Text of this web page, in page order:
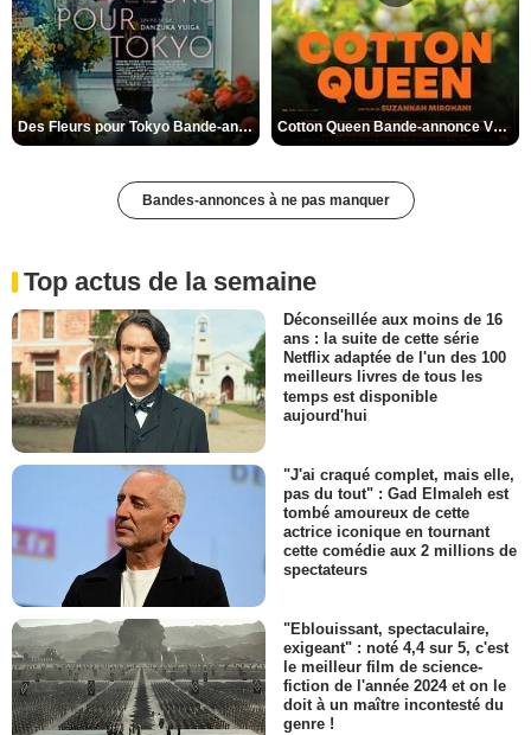
Des Fleurs pour Tokyo Bande-annonce VO STFR Cotton Queen Bande-annonce VO STFR
Bandes-annonces à ne pas manquer
Top actus de la semaine
Déconseillée aux moins de 16
ans : la suite de cette série
Netflix adaptée de l'un des 100
meilleurs livres de tous les
temps est disponible
aujourd'hui
"J'ai craqué complet, mais elle,
pas du tout" : Gad Elmaleh est
tombé amoureux de cette
actrice iconique en tournant
cette comédie aux 2 millions de
spectateurs
"Eblouissant, spectaculaire,
exigeant" : noté 4,4 sur 5, c'est
le meilleur film de science-
fiction de l'année 2024 et on le
doit à un maître incontesté du
genre !